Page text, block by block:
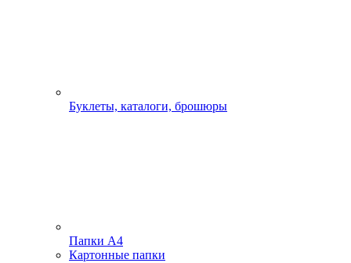
Буклеты, каталоги, брошюры
Папки А4
Картонные папки